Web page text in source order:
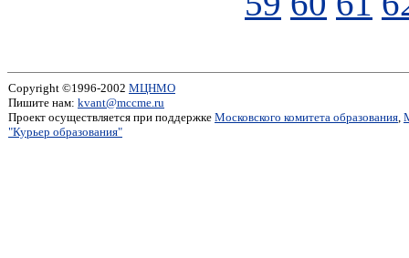
Copyright ©1996-2002 МЦНМО
Пишите нам: kvant@mccme.ru
Проект осуществляется при поддержке Московского комитета образования,
"Курьер образования"